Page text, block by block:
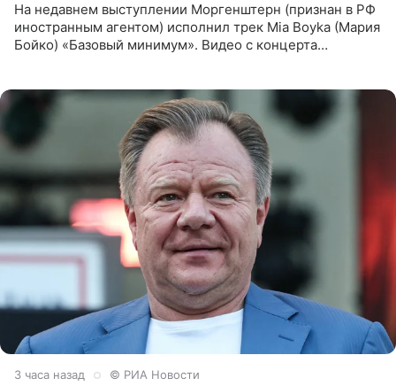
На недавнем выступлении Моргенштерн (признан в РФ
иностранным агентом) исполнил трек Mia Boyka (Мария
Бойко) «Базовый минимум». Видео с концерта
3 часа назад © РИА Новости